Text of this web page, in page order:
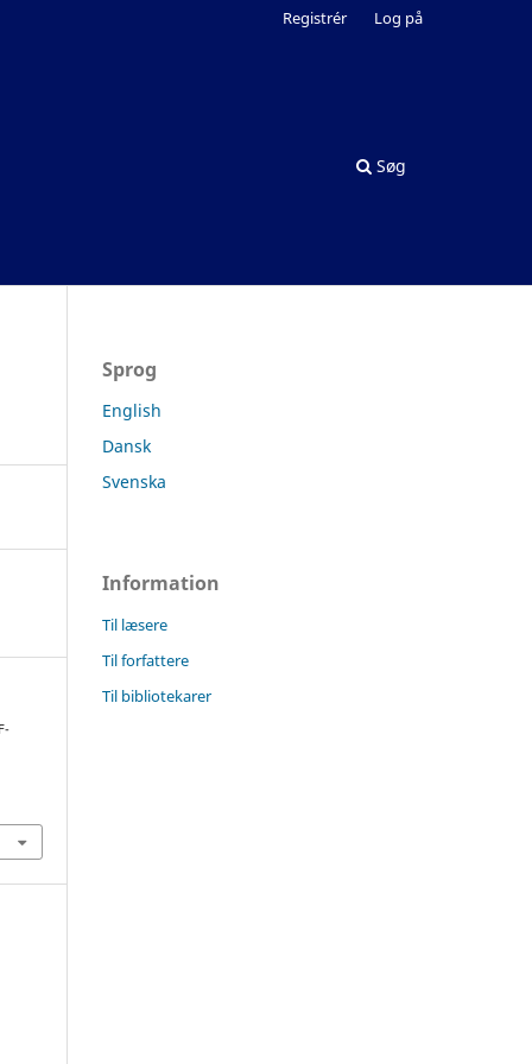
Søg
Registrér Log på
Sprog
English
Dansk
Svenska
Information
Til læsere
Til forfattere
Til bibliotekarer